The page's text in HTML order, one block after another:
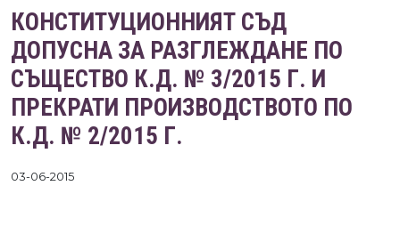
КОНСТИТУЦИОННИЯТ СЪД
ДОПУСНА ЗА РАЗГЛЕЖДАНЕ ПО
СЪЩЕСТВО К.Д. № 3/2015 Г. И
ПРЕКРАТИ ПРОИЗВОДСТВОТО ПО
К.Д. № 2/2015 Г.
03-06-2015